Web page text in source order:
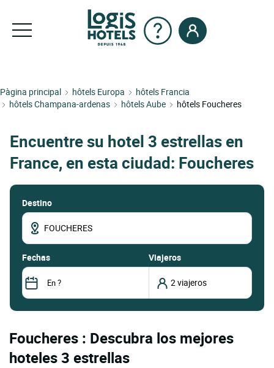
Pàgina principal hôtels Europa
hôtels Francia
hôtels Champana-ardenas
hôtels Aube hôtels Foucheres
Encuentre su hotel 3 estrellas en
France, en esta ciudad: Foucheres
Destino
fechas Viajeros
Foucheres : Descubra los mejores
hoteles 3 estrellas